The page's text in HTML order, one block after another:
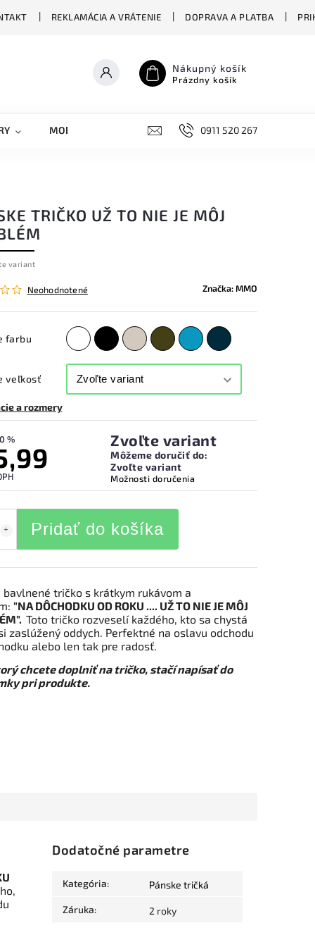
REKLAMÁCIA A VRÁTENIE DOPRAVA A PLATBA
Nákupný košík
Prázdny košík
MOBILNÉ KRYTY DOPLNKY STREET
0911 520 267
TRIČKO UŽ TO NIE JE MÔJ
variant
Neohodnotené Značka:MMO
farbu
veľkosť
a rozmery
% Zvoľte variant
Môžeme doručiť do:
Zvoľte variant
Možnosti doručenia
Pridať do košíka
bavlnené tričko s krátkym rukávom a
"NA DÔCHODKU OD ROKU .... UŽ TO NIE JE MÔJ
Toto tričko rozveselí každého, kto sa chystá
zaslúžený oddych. Perfektné na oslavu odchodu
alebo len tak pre radosť.
chcete doplniť na tričko, stačí napísať do
pri produkte.
Dodatočné parametre
Kategória: Pánske tričká
Záruka: 2 roky